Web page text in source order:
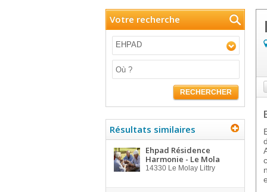
Votre recherche
EHPAD
RECHERCHER
Résultats similaires
Ehpad Résidence
Harmonie - Le Mola
14330 Le Molay Littry